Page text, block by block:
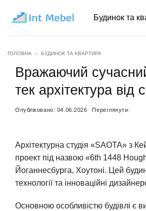
Будинок та
ГОЛОВНА » БУДИНОК ТА КВАРТИРА
Вражаючий
тек архітектура від
Опубліковано: 04.06.2026 Переглянути:
Архітектурна студія «SAOTA» з
проект під назвою «6th 1448
Йоганнесбурга, Хоутоні. Цей
технології та інноваційні
Основною особливістю будівлі є